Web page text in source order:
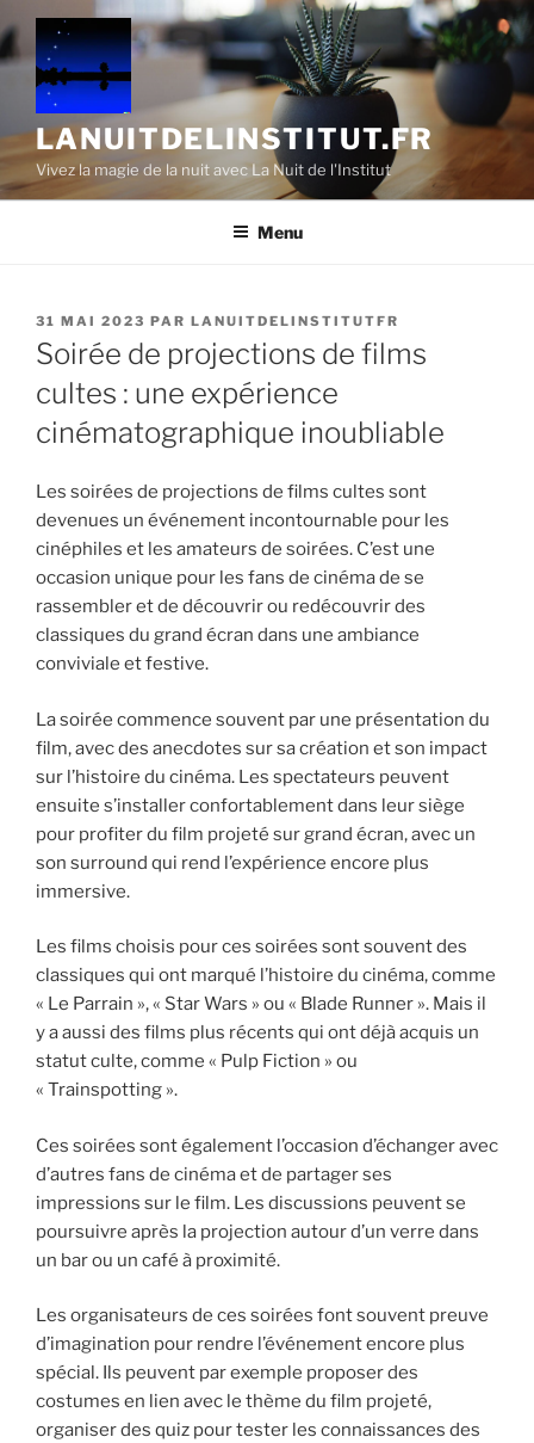
Aller
au
contenu
principal
LANUITDELINSTITUT.FR
Vivez la magie de la nuit avec La Nuit de l'Institut
Menu
PUBLIÉ
LE
31 MAI 2023 PAR LANUITDELINSTITUTFR
Soirée de projections de films
cultes : une expérience
cinématographique inoubliable
Les soirées de projections de films cultes sont
devenues un événement incontournable pour les
cinéphiles et les amateurs de soirées. C’est une
occasion unique pour les fans de cinéma de se
rassembler et de découvrir ou redécouvrir des
classiques du grand écran dans une ambiance
conviviale et festive.
La soirée commence souvent par une présentation du
film, avec des anecdotes sur sa création et son impact
sur l’histoire du cinéma. Les spectateurs peuvent
ensuite s’installer confortablement dans leur siège
pour profiter du film projeté sur grand écran, avec un
son surround qui rend l’expérience encore plus
immersive.
Les films choisis pour ces soirées sont souvent des
classiques qui ont marqué l’histoire du cinéma, comme
« Le Parrain », « Star Wars » ou « Blade Runner ». Mais il
y a aussi des films plus récents qui ont déjà acquis un
statut culte, comme « Pulp Fiction » ou
« Trainspotting ».
Ces soirées sont également l’occasion d’échanger avec
d’autres fans de cinéma et de partager ses
impressions sur le film. Les discussions peuvent se
poursuivre après la projection autour d’un verre dans
un bar ou un café à proximité.
Les organisateurs de ces soirées font souvent preuve
d’imagination pour rendre l’événement encore plus
spécial. Ils peuvent par exemple proposer des
costumes en lien avec le thème du film projeté,
organiser des quiz pour tester les connaissances des